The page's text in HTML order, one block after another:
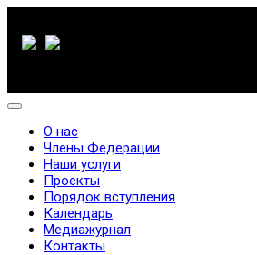
О нас
Члены Федерации
Наши услуги
Проекты
Порядок вступления
Календарь
Медиажурнал
Контакты